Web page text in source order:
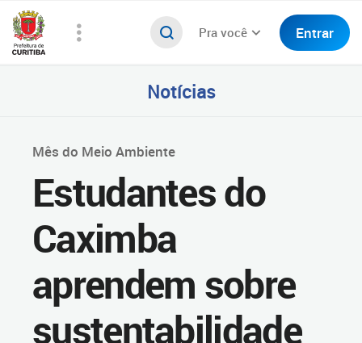
Pra você Entrar
Notícias
Mês do Meio Ambiente
Estudantes do
Caximba
aprendem sobre
sustentabilidade